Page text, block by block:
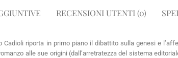
RECENSIONI UTENTI (0)
riporta in primo piano il dibattito sulla genesi e
alle sue origini (dall’arretratezza del sistema